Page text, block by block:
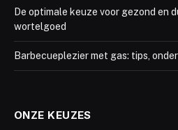
De optimale keuze voor gezond en
wortelgoed
Barbecueplezier met gas: tips,
ONZE KEUZES